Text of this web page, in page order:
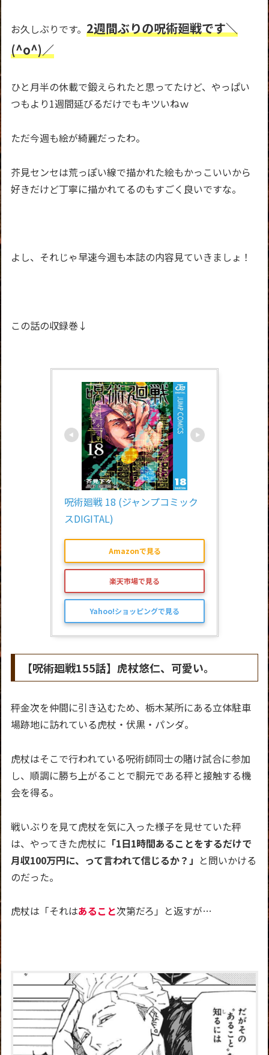
お久しぶりです。2週間ぶりの呪術廻戦です＼
(^o^)／
ひと月半の休載で鍛えられたと思ってたけど、やっぱい
つもより1週間延びるだけでもキツいねｗ
ただ今週も絵が綺麗だったわ。
芥見センセは荒っぽい線で描かれた絵もかっこいいから
好きだけど丁寧に描かれてるのもすごく良いですな。
よし、それじゃ早速今週も本誌の内容見ていきましょ！
この話の収録巻↓
呪術廻戦 18 (ジャンプコミック
スDIGITAL)
Amazonで見る
楽天市場で見る
Yahoo!ショッピングで見る
【呪術廻戦155話】虎杖悠仁、可愛い。
秤金次を仲間に引き込むため、栃木某所にある立体駐車
場跡地に訪れている虎杖・伏黒・パンダ。
虎杖はそこで行われている呪術師同士の賭け試合に参加
し、順調に勝ち上がることで胴元である秤と接触する機
会を得る。
戦いぶりを見て虎杖を気に入った様子を見せていた秤
は、やってきた虎杖に 「1日1時間あることをするだけで
月収100万円に、って言われて信じるか？」 と問いかける
のだった。
虎杖は「それはあること次第だろ」と返すが…